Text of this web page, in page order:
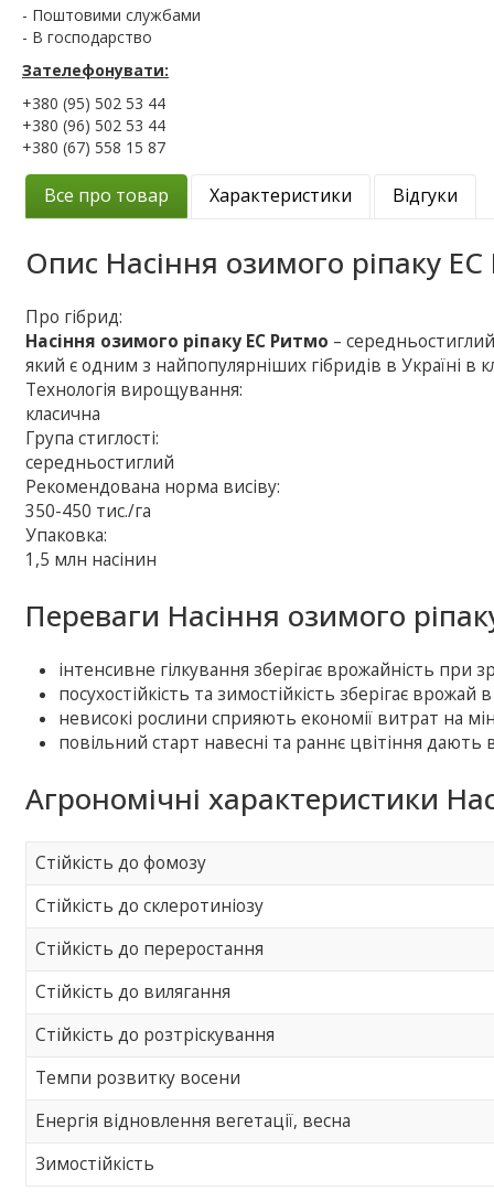
- Поштовими службами
- В господарство
Зателефонувати:
+380 (95) 502 53 44
+380 (96) 502 53 44
+380 (67) 558 15 87
Все про товар Характеристики Відгуки
Опис Насіння озимого ріпаку
Про гібрид:
Насіння озимого ріпаку ЕС Ритмо –
який є одним з найпопулярніших гібридів в Україні в
Технологія вирощування:
класична
Група стиглості:
середньостиглий
Рекомендована норма висіву:
350-450 тис./га
Упаковка:
1,5 млн насінин
Переваги Насіння озимого
інтенсивне гілкування зберігає врожайність при
посухостійкість та зимостійкість зберігає врожай
невисокі рослини сприяють економії витрат на
повільний старт навесні та раннє цвітіння
Агрономічні характеристики
Стійкість до фомозу
Стійкість до склеротиніозу
Стійкість до переростання
Стійкість до вилягання
Стійкість до розтріскування
Темпи розвитку восени
Енергія відновлення вегетації, весна
Зимостійкість